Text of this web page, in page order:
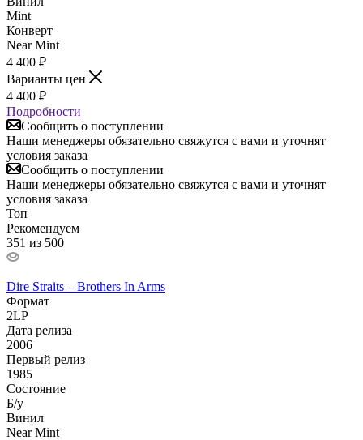
Mint
Конверт
Near Mint
4 400 ₽
Варианты цен
4 400 ₽
Подробности
Сообщить о поступлении
Наши менеджеры обязательно свяжутся с вами и уточнят
условия заказа
Сообщить о поступлении
Наши менеджеры обязательно свяжутся с вами и уточнят
условия заказа
Топ
Рекомендуем
351 из 500
Dire Straits – Brothers In Arms
Формат
2LP
Дата релиза
2006
Первый релиз
1985
Состояние
Б/у
Винил
Near Mint